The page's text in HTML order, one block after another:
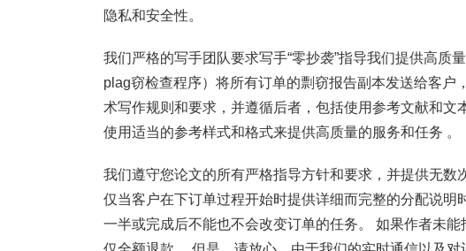
隐私和安全性。
我们严格的写手团队要求写手“零抄袭”指导我们提供高质
plag窃检查程序）将所有订单的剽窃报告副本发送给客
术写作规则和要求，并遵循后者，包括使用参考文献和
使用适当的参考样式和格式来提供高质量的服务和任务 。
我们遵守您论文的所有严格指导方针和要求，并提供无数
仅当客户在下订单过程开始时提供详细而完整的分配说
一半或完成后不能也不会改变订单的任务。 如果作者未